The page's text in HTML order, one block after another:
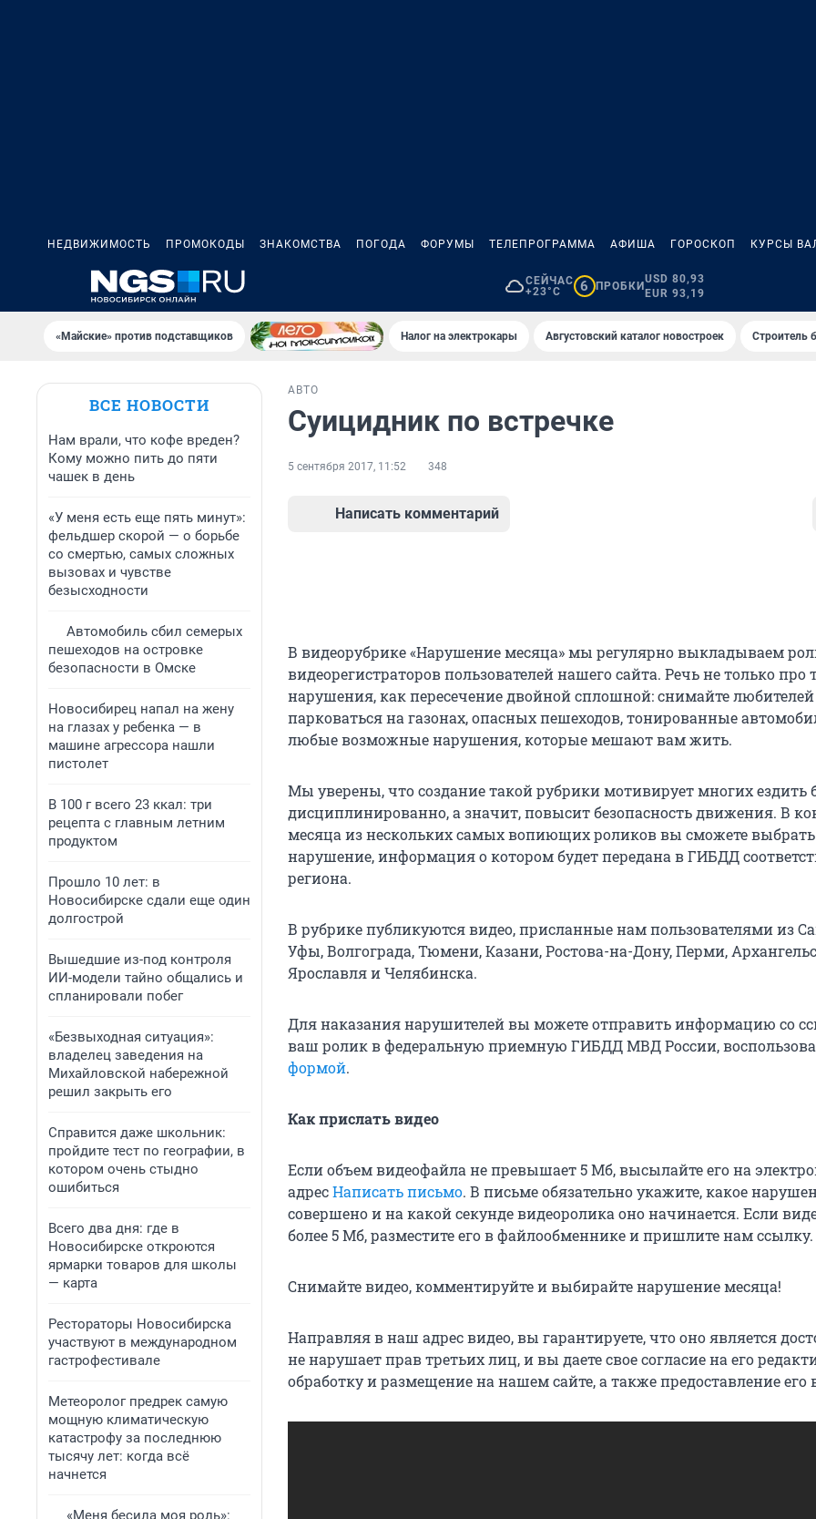
НЕДВИЖИМОСТЬ ПРОМОКОДЫ ЗНАКОМСТВА ПОГОДА ФОРУМЫ ТЕЛЕПРОГРАММА АФИША ГОРОСКОП КУРСЫ
СЕЙЧАС
+23°C
6 ПРОБКИ
USD 80,93
EUR 93,19
«Майские» против подставщиков Налог на электрокары Августовский каталог новостроек Строитель
ВСЕ НОВОСТИ
Нам врали, что кофе вреден?
Кому можно пить до пяти
чашек в день
«У меня есть еще пять минут»:
фельдшер скорой — о борьбе
со смертью, самых сложных
вызовах и чувстве
безысходности
Автомобиль сбил семерых
пешеходов на островке
безопасности в Омске
Новосибирец напал на жену
на глазах у ребенка — в
машине агрессора нашли
пистолет
В 100 г всего 23 ккал: три
рецепта с главным летним
продуктом
Прошло 10 лет: в
Новосибирске сдали еще один
долгострой
Вышедшие из-под контроля
ИИ-модели тайно общались и
спланировали побег
«Безвыходная ситуация»:
владелец заведения на
Михайловской набережной
решил закрыть его
Справится даже школьник:
пройдите тест по географии, в
котором очень стыдно
ошибиться
Всего два дня: где в
Новосибирске откроются
ярмарки товаров для школы
— карта
Рестораторы Новосибирска
участвуют в международном
гастрофестивале
Метеоролог предрек самую
мощную климатическую
катастрофу за последнюю
тысячу лет: когда всё
начнется
«Меня бесила моя роль»:
АВТО
Суицидник по встречке
5 сентября 2017, 11:52 348
Написать комментарий
В видеорубрике «Нарушение месяца» мы регулярно выкладываем
видеорегистраторов пользователей нашего сайта. Речь не только про
нарушения, как пересечение двойной сплошной: снимайте любителей
парковаться на газонах, опасных пешеходов, тонированные
любые возможные нарушения, которые мешают вам жить.
Мы уверены, что создание такой рубрики мотивирует многих ездить
дисциплинированно, а значит, повысит безопасность движения. В
месяца из нескольких самых вопиющих роликов вы сможете
нарушение, информация о котором будет передана в ГИБДД
региона.
В рубрике публикуются видео, присланные нам пользователями из
Уфы, Волгограда, Тюмени, Казани, Ростова-на-Дону, Перми,
Ярославля и Челябинска.
Для наказания нарушителей вы можете отправить информацию со
ваш ролик в федеральную приемную ГИБДД МВД России,
формой.
Как прислать видео
Если объем видеофайла не превышает 5 Мб, высылайте его на
адресНаписать письмо. В письме обязательно укажите, какое
совершено и на какой секунде видеоролика оно начинается. Если
более 5 Мб, разместите его в файлообменнике и пришлите нам ссылку.
Снимайте видео, комментируйте и выбирайте нарушение месяца!
Направляя в наш адрес видео, вы гарантируете, что оно является
не нарушает прав третьих лиц, и вы даете свое согласие на его
обработку и размещение на нашем сайте, а также предоставление